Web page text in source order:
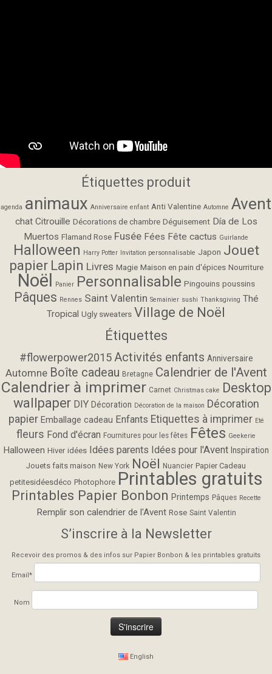
Étiquettes produit
agenda animaux Anniversaire enfant Anti Valentine Automne Avent
chat Citrouille Décorations de chambre Déguisement Día de Los
Muertos Flamand Rose Fusée Fées Fête cactus Guirlande
Halloween Harry Potter Invitation personnalisable Japon Jouet
papier Lapin Livres Magie Maison en pain d'épices Nourriture
Noël Panier Personnalisable Pingouins poussins
Pâques Rennes Saint Valentin Semainier sushi Thanksgiving Thé
Tropical Ugly sweaters Village de Noël
Étiquettes
#flowerpower2015 Activités enfants Anniversaire
Automne Boîte cadeau Bretagne Calendrier de l'Avent
Calendrier à imprimer Carnet Christmas cake Desktop
wallpaper DIY Décoration Décoration de la maison Décoration
papier Emballage cadeau Enfants Etiquettes à imprimer Eté
fleurs Fond d'écran Fournitures pour les fêtes Fêtes Geekerie
Halloween Hiver idées Idées parents Idées pour l'Avent Inspiration
Jouets faits maison New York Noël Nuancier Papier Cadeau
petitesidéesdéco Photophore Printables gratuits
Printables Papier Bonbon Printemps Pâques Recette
Remplir son calendrier de l'Avent Rose Saint Valentin
S’inscrire à la Newsletter
Recevoir des promos & des infos sur Papier Bonbon & les printables gratuits
Email*
Nom
English